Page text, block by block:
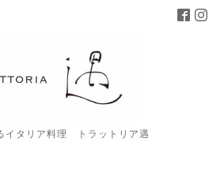
イタリア料理 トラットリア遇